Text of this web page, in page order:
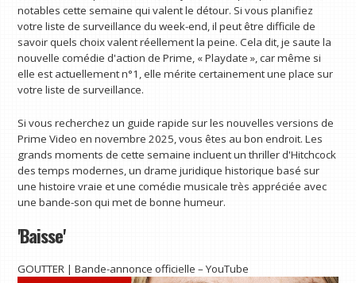
notables cette semaine qui valent le détour. Si vous planifiez
votre liste de surveillance du week-end, il peut être difficile de
savoir quels choix valent réellement la peine. Cela dit, je saute la
nouvelle comédie d'action de Prime, « Playdate », car même si
elle est actuellement n°1, elle mérite certainement une place sur
votre liste de surveillance.
Si vous recherchez un guide rapide sur les nouvelles versions de
Prime Video en novembre 2025, vous êtes au bon endroit. Les
grands moments de cette semaine incluent un thriller d'Hitchcock
des temps modernes, un drame juridique historique basé sur
une histoire vraie et une comédie musicale très appréciée avec
une bande-son qui met de bonne humeur.
'Baisse'
GOUTTER | Bande-annonce officielle – YouTube